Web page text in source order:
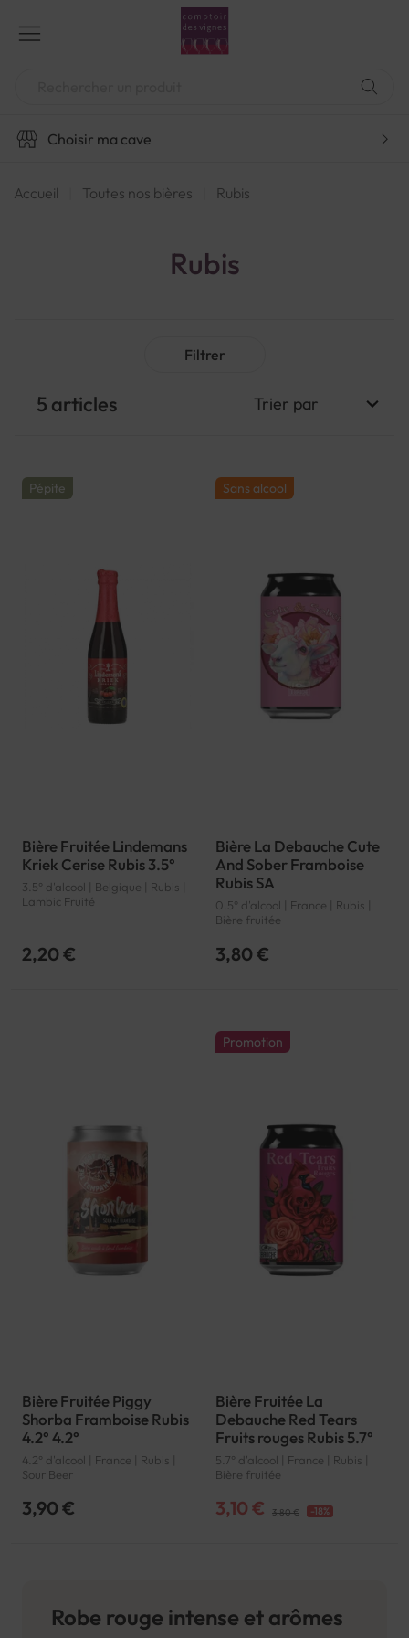
contenu
Choisir ma cave
Accueil Toutes nos bières Rubis
Rubis
5 articles
Pépite
Bière Fruitée Lindemans
Kriek Cerise Rubis 3.5°
3.5° d'alcool | Belgique | Rubis |
Lambic Fruité
2,20 €
Sans alcool
Bière La Debauche Cute
And Sober Framboise
Rubis SA
0.5° d'alcool | France | Rubis |
Bière fruitée
3,80 €
Bière Fruitée Piggy
Shorba Framboise Rubis
4.2° 4.2°
4.2° d'alcool | France | Rubis |
Sour Beer
3,90 €
Promotion
Bière Fruitée La
Debauche Red Tears
Fruits rouges Rubis 5.7°
5.7° d'alcool | France | Rubis |
Bière fruitée
3,10 € 3,80 € -18%
Robe rouge intense et arômes
Filtrer